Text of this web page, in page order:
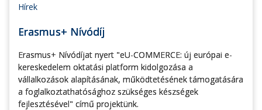
Hírek
Erasmus+ Nívódíj
Erasmus+ Nívódíjat nyert "eU-COMMERCE: új európai e-
kereskedelem oktatási platform kidolgozása a
vállalkozások alapításának, működtetésének támogatására
a foglalkoztathatósághoz szükséges készségek
fejlesztésével" című projektünk.